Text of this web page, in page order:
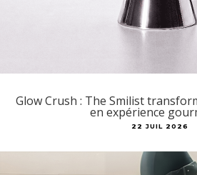
Glow Crush : The Smilist
en expérience
22 JUIL 2026